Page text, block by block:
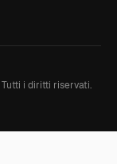
Tutti i diritti riservati.